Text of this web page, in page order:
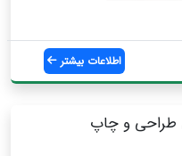
اطلاعات بیشتر
و چاپ